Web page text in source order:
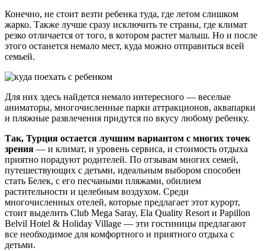
Конечно, не стоит везти ребенка туда, где летом слишком
жарко. Также лучше сразу исключить те страны, где климат
резко отличается от того, в котором растет малыш. Но и после
этого останется немало мест, куда можно отправиться всей
семьей.
Для них здесь найдется немало интересного — веселые
аниматоры, многочисленные парки аттракционов, аквапарки
и пляжные развлечения придутся по вкусу любому ребенку.
Так, Турция остается лучшим вариантом с многих точек
зрения — и климат, и уровень сервиса, и стоимость отдыха
приятно порадуют родителей. По отзывам многих семей,
путешествующих с детьми, идеальным выбором способен
стать Белек, с его песчаными пляжами, обилием
растительности и целебным воздухом. Среди
многочисленных отелей, которые предлагает этот курорт,
стоит выделить Club Mega Saray, Ela Quality Resort и Papillon
Belvil Hotel & Holiday Village — эти гостиницы предлагают
все необходимое для комфортного и приятного отдыха с
детьми.